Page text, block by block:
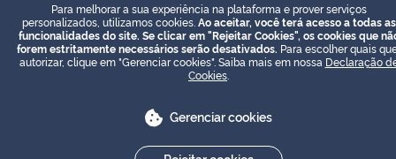
Para melhorar a sua experiência na plataforma e prover serviços
personalizados, utilizamos cookies. Ao aceitar, você terá acesso a todas as
funcionalidades do site. Se clicar em "Rejeitar Cookies", os cookies que
forem estritamente necessários serão desativados. Para escolher quais
autorizar, clique em "Gerenciar cookies". Saiba mais em nossa Declaração
Cookies
Gerenciar cookies